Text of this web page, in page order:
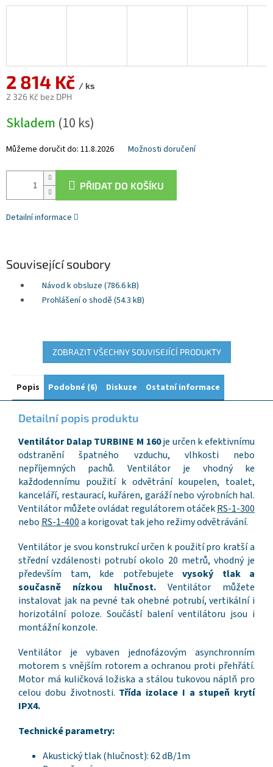
2 814 Kč / ks
2 326 Kč bez DPH
cena:
Skladem (10 ks)
Můžeme doručit do: 11.8.2026 Možnosti doručení
PŘIDAT DO KOŠÍKU
Detailní informace
Související soubory
Návod k obsluze (786.6 kB)
Prohlášení o shodě (54.3 kB)
ZOBRAZIT VŠECHNY SOUVISEJÍCÍ PRODUKTY
Popis Podobné (6) Diskuze Ostatní informace
Detailní popis produktu
Ventilátor Dalap TURBINE M 160je určen k efektivnímu
odstranění špatného vzduchu, vlhkosti nebo
nepříjemných pachů. Ventilátor je vhodný ke
každodennímu použití k odvětrání koupelen, toalet,
kanceláří, restaurací, kuřáren, garáží nebo výrobních hal.
Ventilátor můžete ovládat regulátorem otáčekRS-1-300
nebo RS-1-400a korigovat tak jeho režimy odvětrávání.
Ventilátor je svou konstrukcí určen k použití pro kratší a
střední vzdálenosti potrubí okolo 20 metrů, vhodný je
především tam, kde potřebujete vysoký tlak a
současně nízkou hlučnost. Ventilátor můžete
instalovat jak na pevné tak ohebné potrubí, vertikální i
horizotální poloze. Součástí balení ventilátoru jsou i
montážní konzole.
Ventilátor je vybaven jednofázovým asynchronním
motorem s vnějším rotorem a ochranou proti přehřátí.
Motor má kuličková ložiska a stálou tukovou náplň pro
celou dobu životnosti. Třída izolace I a stupeň krytí
IPX4.
Technické parametry:
Akustický tlak (hlučnost): 62 dB/1m